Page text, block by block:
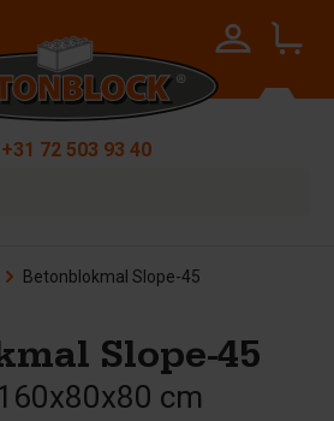
+31 72 503 93 40
Betonblokmal Slope-45
Slope-45
cm